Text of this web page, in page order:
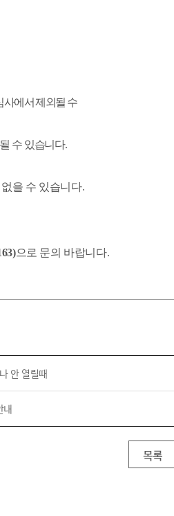
사에서 제외될 수
수 있습니다.
을 수 있습니다.
으로 문의 바랍니다.
안 열릴때
내
목록